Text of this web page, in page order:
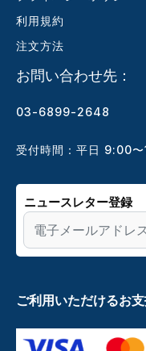
利用規約
注文方法
お問い合わせ先：
03-6899-2648
受付時間：平日 9:00〜
ニュースレター登録
ご利用いただけるお支